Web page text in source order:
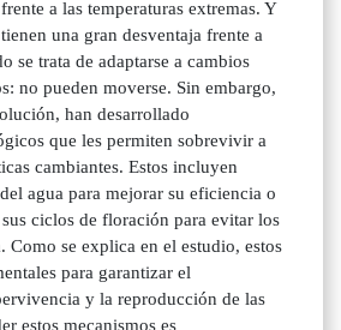
a las temperaturas extremas. Y
una gran desventaja frente a
se trata de adaptarse a cambios
no pueden moverse. Sin embargo,
han desarrollado
que les permiten sobrevivir a
cambiantes. Estos incluyen
agua para mejorar su eficiencia o
ciclos de floración para evitar los
Como se explica en el estudio, estos
para garantizar el
y la reproducción de las
estos mecanismos es